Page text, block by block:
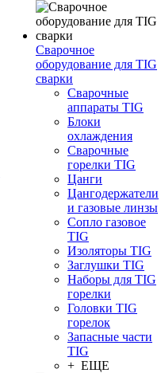
Сварочное
оборудование для TIG
сварки
Сварочные
аппараты TIG
Блоки
охлаждения
Сварочные
горелки TIG
Цанги
Цангодержатели
и газовые линзы
Сопло газовое
TIG
Изоляторы TIG
Заглушки TIG
Наборы для TIG
горелки
Головки TIG
горелок
Запасные части
TIG
+ ЕЩЕ